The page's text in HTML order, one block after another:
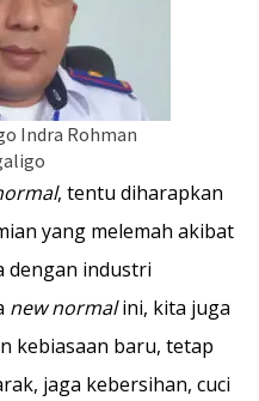
Indra Rohman
, tentu diharapkan
yang melemah akibat
dengan industri
new normalini, kita juga
kebiasaan baru, tetap
jaga kebersihan, cuci